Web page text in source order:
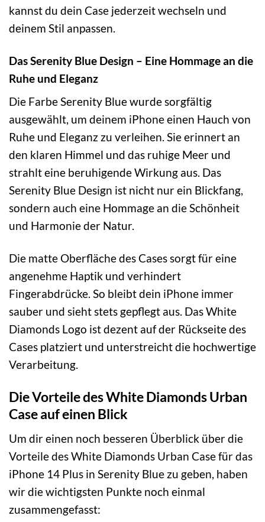
kannst du dein Case jederzeit wechseln und
deinem Stil anpassen.
Das Serenity Blue Design – Eine Hommage an die
Ruhe und Eleganz
Die Farbe Serenity Blue wurde sorgfältig
ausgewählt, um deinem iPhone einen Hauch von
Ruhe und Eleganz zu verleihen. Sie erinnert an
den klaren Himmel und das ruhige Meer und
strahlt eine beruhigende Wirkung aus. Das
Serenity Blue Design ist nicht nur ein Blickfang,
sondern auch eine Hommage an die Schönheit
und Harmonie der Natur.
Die matte Oberfläche des Cases sorgt für eine
angenehme Haptik und verhindert
Fingerabdrücke. So bleibt dein iPhone immer
sauber und sieht stets gepflegt aus. Das White
Diamonds Logo ist dezent auf der Rückseite des
Cases platziert und unterstreicht die hochwertige
Verarbeitung.
Die Vorteile des White Diamonds Urban
Case auf einen Blick
Um dir einen noch besseren Überblick über die
Vorteile des White Diamonds Urban Case für das
iPhone 14 Plus in Serenity Blue zu geben, haben
wir die wichtigsten Punkte noch einmal
zusammengefasst: